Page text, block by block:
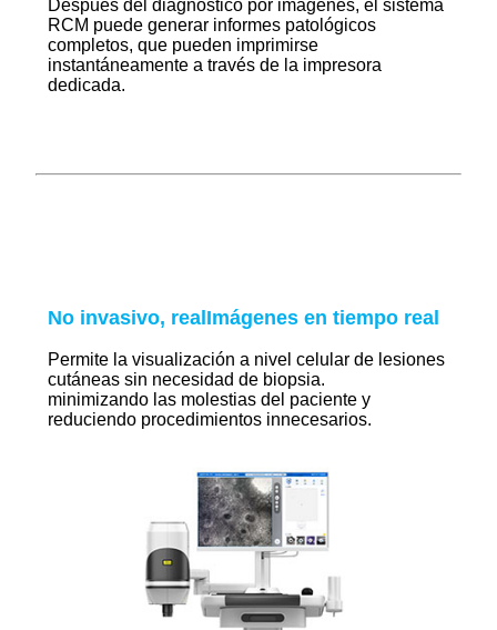
Después del diagnóstico por imágenes, el sistema
RCM puede generar informes patológicos
completos, que pueden imprimirse
instantáneamente a través de la impresora
dedicada.
No invasivo, realImágenes en tiempo real
Permite la visualización a nivel celular de lesiones
cutáneas sin necesidad de biopsia.
minimizando las molestias del paciente y
reduciendo procedimientos innecesarios.